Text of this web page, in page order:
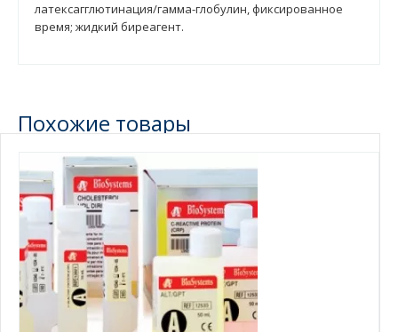
латексагглютинация/гамма-глобулин, фиксированное
время; жидкий биреагент.
Похожие товары